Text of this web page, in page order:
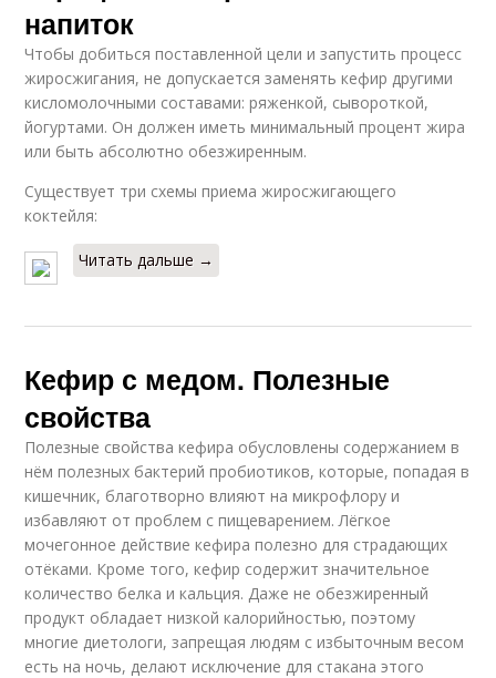
напиток
Чтобы добиться поставленной цели и запустить процесс
жиросжигания, не допускается заменять кефир другими
кисломолочными составами: ряженкой, сывороткой,
йогуртами. Он должен иметь минимальный процент жира
или быть абсолютно обезжиренным.
Существует три схемы приема жиросжигающего
коктейля:
Читать дальше →
Кефир с медом. Полезные
свойства
Полезные свойства кефира обусловлены содержанием в
нём полезных бактерий пробиотиков, которые, попадая в
кишечник, благотворно влияют на микрофлору и
избавляют от проблем с пищеварением. Лёгкое
мочегонное действие кефира полезно для страдающих
отёками. Кроме того, кефир содержит значительное
количество белка и кальция. Даже не обезжиренный
продукт обладает низкой калорийностью, поэтому
многие диетологи, запрещая людям с избыточным весом
есть на ночь, делают исключение для стакана этого